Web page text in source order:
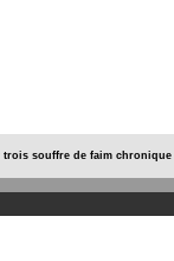
trois souffre de faim chronique